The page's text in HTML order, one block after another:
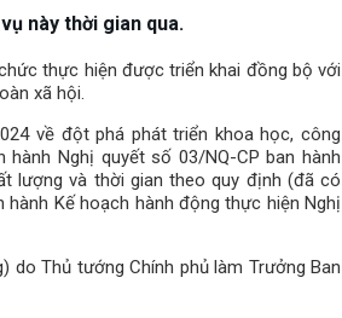
này thời gian qua.
thực hiện được triển khai đồng bộ với
xã hội.
về đột phá phát triển khoa học, công
Nghị quyết số 03/NQ-CP ban hành
lượng và thời gian theo quy định (đã có
Kế hoạch hành động thực hiện Nghị
do Thủ tướng Chính phủ làm Trưởng Ban